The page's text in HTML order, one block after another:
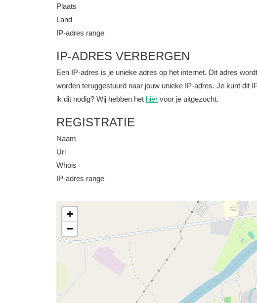
Plaats
Land
IP-adres range
IP-ADRES VERBERGEN
Een IP-adres is je unieke adres op het internet. Dit adres
worden teruggestuurd naar jouw unieke IP-adres. Je kunt dit
ik dit nodig? Wij hebben het hier voor je uitgezocht.
REGISTRATIE
Naam
Url
Whois
IP-adres range
+
−